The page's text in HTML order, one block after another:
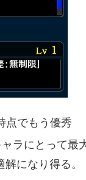
点でもう優秀
ラにとって最
になり得る。